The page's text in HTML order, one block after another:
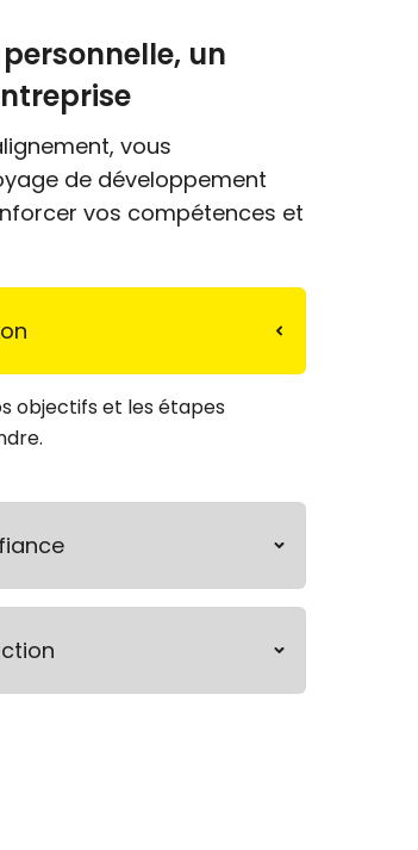
un
vous
de développement
vos compétences et
objectifs et les étapes